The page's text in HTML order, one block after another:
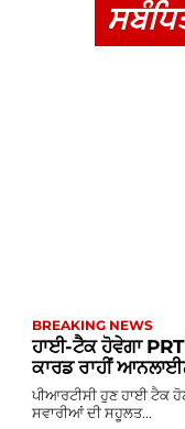
BREAKING NEWS
ਹਾਈ-ਟੈਕ ਹੋਵੇਗਾ
ਕਾਰਡ ਰਾਹੀਂ
ਪੀਆਰਟੀਸੀ ਹੁਣ ਹਾਈ ਟੈਕ
ਸਵਾਰੀਆਂ ਦੀ ਸਹੂਲਤ...